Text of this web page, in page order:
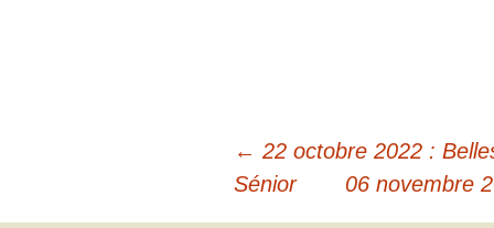
← 22 octobre 2022 :
Sénior
06 novembre